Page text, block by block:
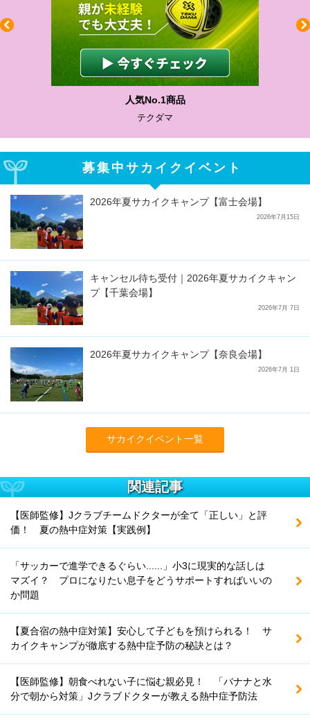
人気No.1商品
テクダマ
募集中サカイクイベント
2026年夏サカイクキャンプ【富士会場】
2026年7月15日
キャンセル待ち受付｜2026年夏サカイクキャン
プ【千葉会場】
2026年7月 7日
2026年夏サカイクキャンプ【奈良会場】
2026年7月 1日
サカイクイベント一覧
関連記事
【医師監修】Jクラブチームドクターが全て「正しい」と評
価！ 夏の熱中症対策【実践例】
「サッカーで進学できるぐらい......」小3に現実的な話しは
マズイ？ プロになりたい息子をどうサポートすればいいの
か問題
【夏合宿の熱中症対策】安心して子どもを預けられる！ サ
カイクキャンプが徹底する熱中症予防の秘訣とは？
【医師監修】朝食べれない子に悩む親必見！ 「バナナと水
分で朝から対策」Jクラブドクターが教える熱中症予防法